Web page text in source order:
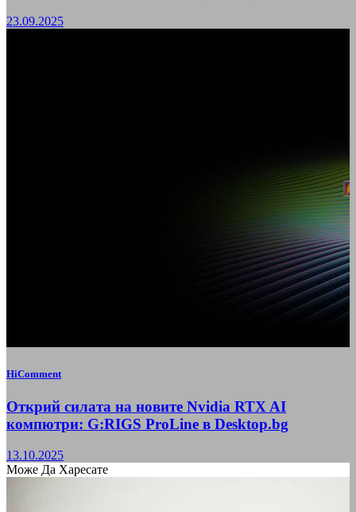
23.09.2025
HiComment
Открий силата на новите Nvidia RTX AI
компютри: G:RIGS ProLine в Desktop.bg
13.10.2025
Може Да Харесате